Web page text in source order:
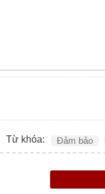
Từ khóa: Đảm bảo